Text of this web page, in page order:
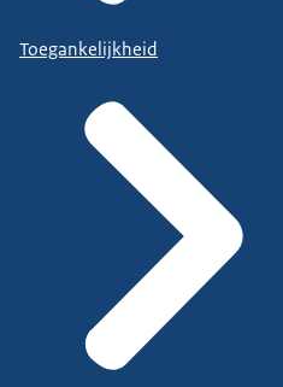
Toegankelijkheid